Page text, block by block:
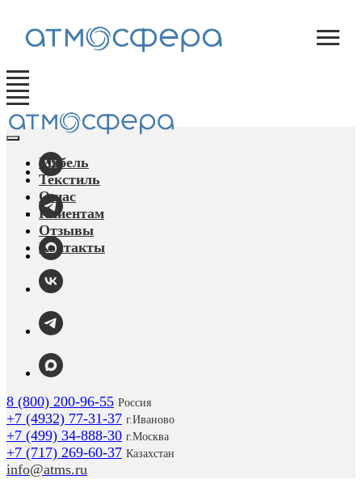
Мебель
Текстиль
О нас
Клиентам
Отзывы
Контакты
8 (800) 200-96-55 Россия
+7 (4932) 77-31-37 г.Иваново
+7 (499) 34-888-30 г.Москва
+7 (717) 269-60-37 Казахстан
info@atms.ru